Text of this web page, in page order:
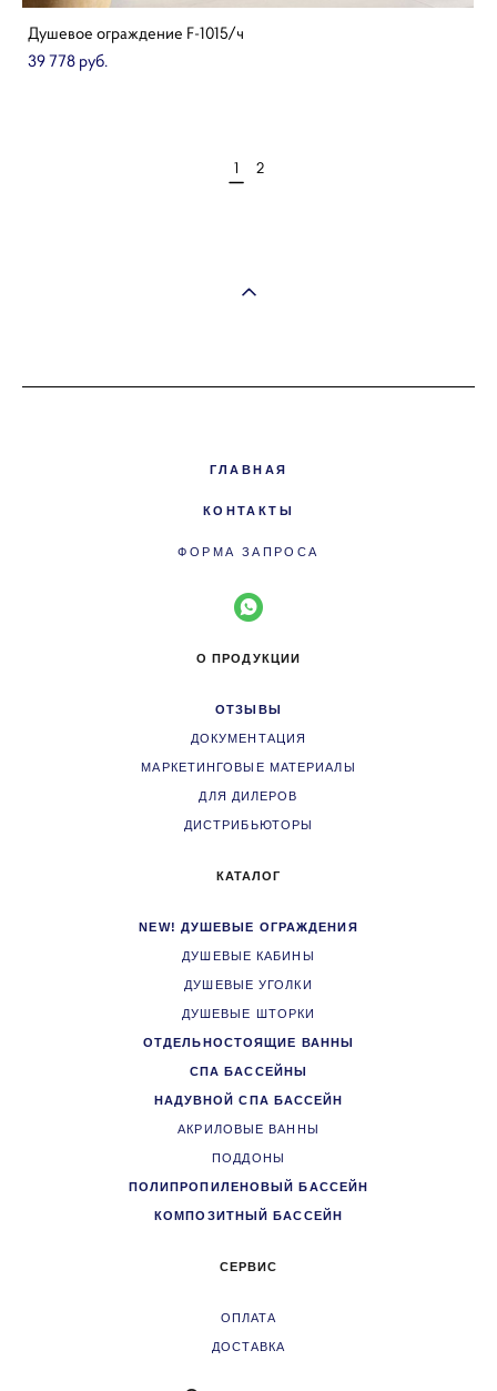
Душевое ограждение F-1015/ч
39 778 pуб.
1 2
ГЛАВНАЯ
КОНТАКТЫ
ФОРМА ЗАПРОСА
О ПРОДУКЦИИ
ОТЗЫВЫ
ДОКУМЕНТАЦИЯ
МАРКЕТИНГОВЫЕ МАТЕРИАЛЫ
ДЛЯ ДИЛЕРОВ
ДИСТРИБЬЮТОРЫ
КАТАЛОГ
NEW! ДУШЕВЫЕ ОГРАЖДЕНИЯ
ДУШЕВЫЕ КАБИНЫ
ДУШЕВЫЕ УГОЛКИ
ДУШЕВЫЕ ШТОРКИ
ОТДЕЛЬНОСТОЯЩИЕ ВАННЫ
СПА БАССЕЙНЫ
НАДУВНОЙ СПА БАССЕЙН
АКРИЛОВЫЕ ВАННЫ
ПОДДОНЫ
ПОЛИПРОПИЛЕНОВЫЙ БАССЕЙН
КОМПОЗИТНЫЙ БАССЕЙН
СЕРВИС
ОПЛАТА
ДОСТАВКА